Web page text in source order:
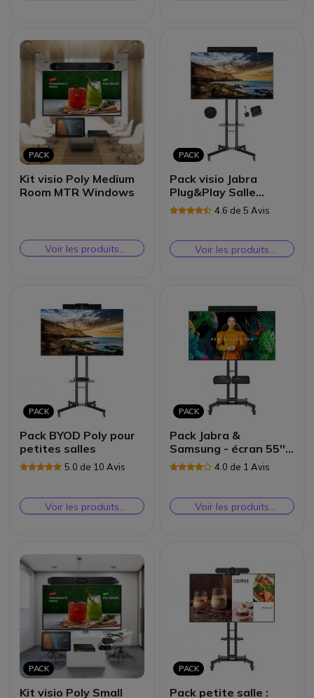
PACK
Kit visio Poly Medium
Room MTR Windows
Voir les produits
similaires
PACK
Pack visio Jabra
Plug&Play Salle
moyenne4.6 de 5 Avis
Voir les produits
similaires
PACK
Pack BYOD Poly pour
petites salles
5.0 de 10 Avis
Voir les produits
similaires
PACK
Pack Jabra &
Samsung - écran 55''
+ barre vidéo +
accessoires
4.0 de 1 Avis
Voir les produits
similaires
PACK
Kit visio Poly Small
PACK
Pack petite salle :